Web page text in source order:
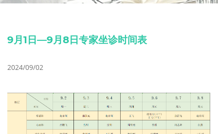
9月1日—9月8日专家坐诊时间表
2024/09/02